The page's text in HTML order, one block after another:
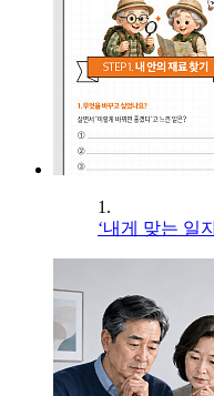
1.
‘내게 맞는 일